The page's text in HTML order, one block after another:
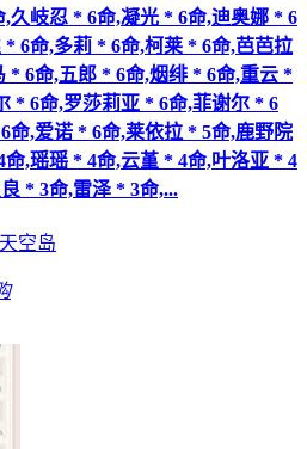
久岐忍 * 6命,凝光 * 6命,迪奥娜 * 6
6命,多莉 * 6命,柯莱 * 6命,芭芭拉
* 6命,五郎 * 6命,烟绯 * 6命,重云 *
* 6命,罗莎莉亚 * 6命,菲谢尔 * 6
命,爱诺 * 6命,莱依拉 * 5命,鹿野院
,瑶瑶 * 4命,云堇 * 4命,叶洛亚 * 4
* 3命,雷泽 * 3命,...
空岛